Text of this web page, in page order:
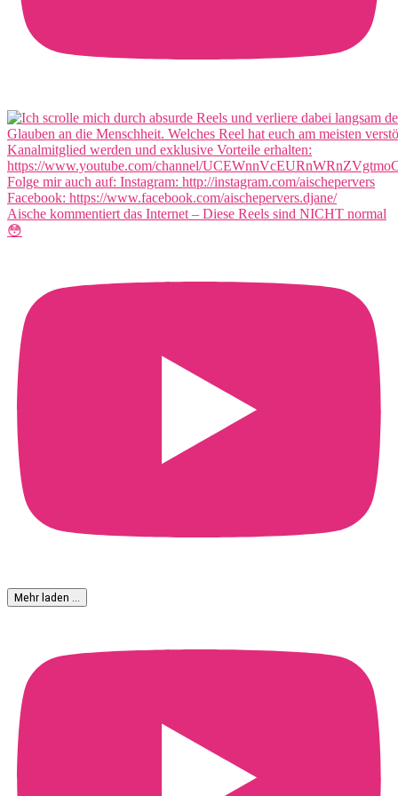
Aische kommentiert das Internet – Diese Reels sind NICHT normal
😳
Mehr laden …